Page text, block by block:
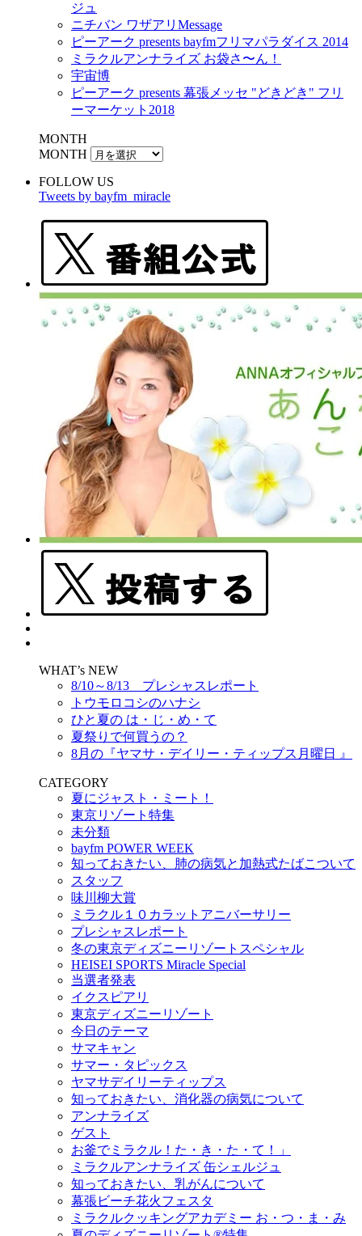
ジュ
ニチバン ワザアリMessage
ピーアーク presents bayfmフリマパラダイス 2014
ミラクルアンナライズ お袋さ〜ん！
宇宙博
ピーアーク presents 幕張メッセ "どきどき" フリ
ーマーケット2018
MONTH
MONTH
FOLLOW US
Tweets by bayfm_miracle
WHAT’s NEW
8/10～8/13 プレシャスレポート
トウモロコシのハナシ
ひと夏の は・じ・め・て
夏祭りで何買うの？
8月の『ヤマサ・デイリー・ティップス月曜日 』
CATEGORY
夏にジャスト・ミート！
東京リゾート特集
未分類
bayfm POWER WEEK
知っておきたい、肺の病気と加熱式たばこついて
スタッフ
味川柳大賞
ミラクル１０カラットアニバーサリー
プレシャスレポート
冬の東京ディズニーリゾートスペシャル
HEISEI SPORTS Miracle Special
当選者発表
イクスピアリ
東京ディズニーリゾート
今日のテーマ
サマキャン
サマー・タピックス
ヤマサデイリーティップス
知っておきたい、消化器の病気について
アンナライズ
ゲスト
お釜でミラクル！た・き・た・て！」
ミラクルアンナライズ 缶シェルジュ
知っておきたい、乳がんについて
幕張ビーチ花火フェスタ
ミラクルクッキングアカデミー お・つ・ま・み